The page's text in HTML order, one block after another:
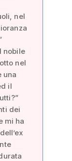
nel
nobile
nel
una
il
dei
mi ha